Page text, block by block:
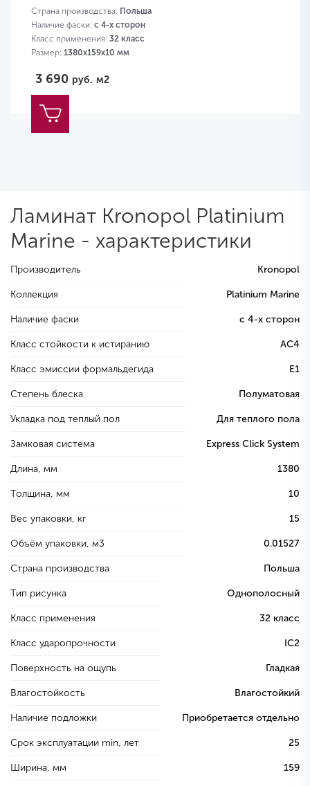
Страна производства: Польша
Наличие фаски: с 4-х сторон
Класс применения: 32 класс
Размер: 1380х159х10 мм
3 690 руб. м2
Ламинат Kronopol Platinium
Marine - характеристики
Производитель Kronopol
Коллекция Platinium Marine
Наличие фаски с 4-х сторон
Класс стойкости к истиранию AC4
Класс эмиссии формальдегида E1
Степень блеска Полуматовая
Укладка под теплый пол Для теплого пола
Замковая система Express Click System
Длина, мм 1380
Толщина, мм 10
Вес упаковки, кг 15
Объём упаковки, м3 0.01527
Страна производства Польша
Тип рисунка Однополосный
Класс применения 32 класс
Класс ударопрочности IC2
Поверхность на ощупь Гладкая
Влагостойкость Влагостойкий
Наличие подложки Приобретается отдельно
Срок эксплуатации min, лет 25
Ширина, мм 159